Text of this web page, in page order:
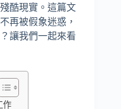
酷現實。這篇文
再被假象迷惑，
讓我們一起來看
作